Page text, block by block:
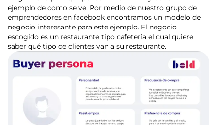
ejemplo de como se ve. Por medio de nuestro grupo de
emprendedores en facebook encontramos un modelo de
negocio interesante para este ejemplo. El negocio
escogido es un restaurante tipo cafetería el cual quiere
saber qué tipo de clientes van a su restaurante.